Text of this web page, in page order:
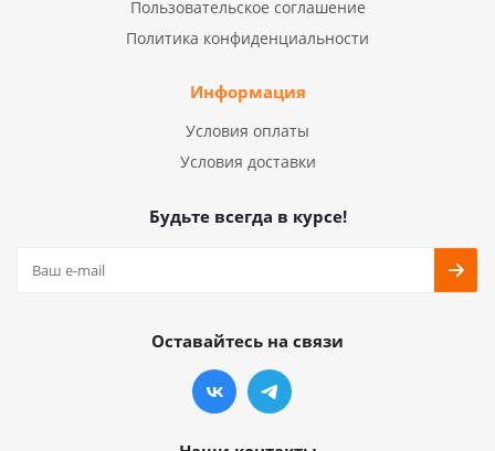
Пользовательское соглашение
Политика конфиденциальности
Информация
Условия оплаты
Условия доставки
Будьте всегда в курсе!
Оставайтесь на связи